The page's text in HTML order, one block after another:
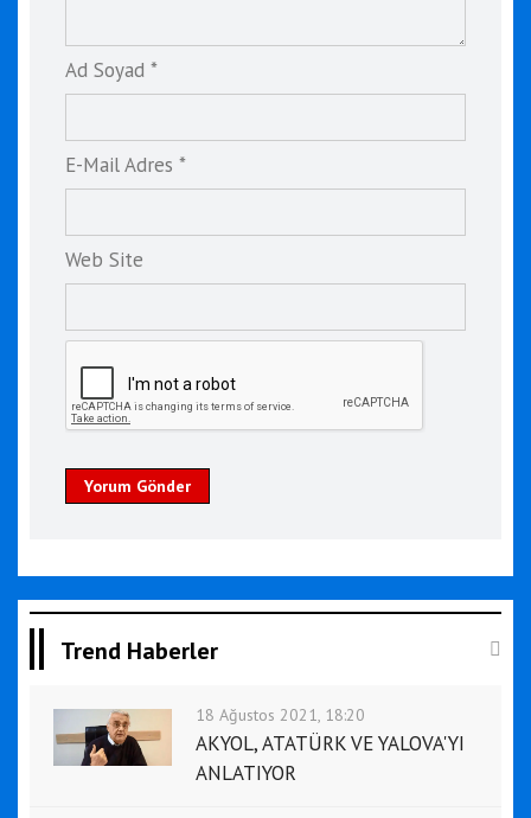
Ad Soyad *
E-Mail Adres *
Web Site
Yorum Gönder
Trend Haberler
18 Ağustos 2021, 18:20
AKYOL, ATATÜRK VE YALOVA'YI
ANLATIYOR